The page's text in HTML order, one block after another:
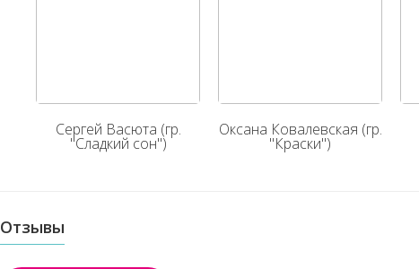
Сергей Васюта (гр.
"Сладкий сон")
Оксана Ковалевская (гр.
"Краски")
Отзывы